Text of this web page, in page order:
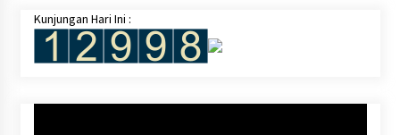
Kunjungan Hari Ini :